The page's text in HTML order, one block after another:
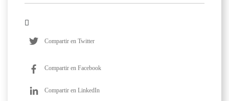
Compartir en Twitter
Compartir en Facebook
Compartir en LinkedIn